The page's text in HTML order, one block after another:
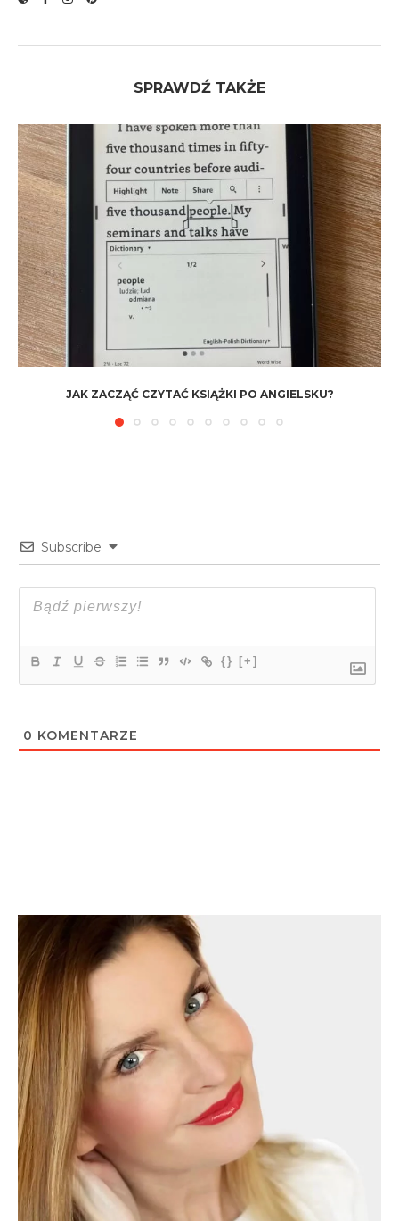
SPRAWDŹ TAKŻE
JAK ZACZĄĆ CZYTAĆ KSIĄŻKI PO ANGIELSKU?
Subscribe
{} [+]
0 KOMENTARZE